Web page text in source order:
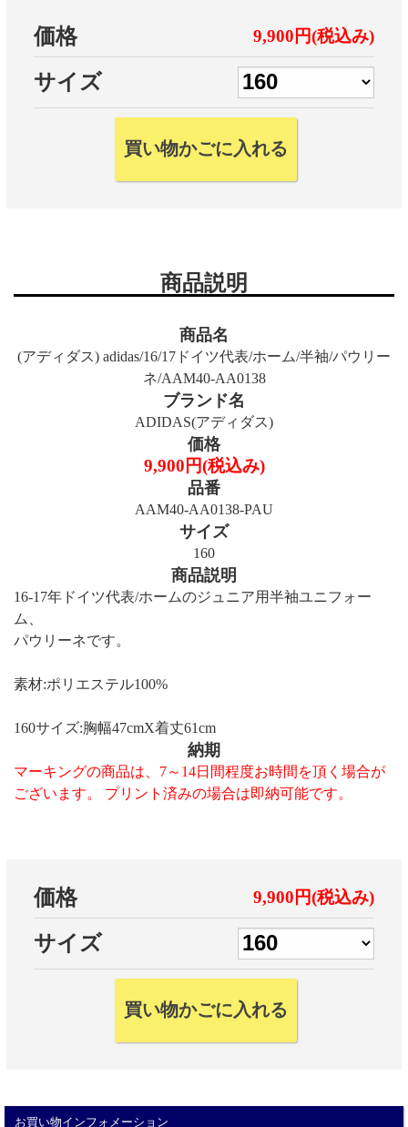
価格 9,900円(税込み)
サイズ
商品説明
商品名
(アディダス) adidas/16/17ドイツ代表/ホーム/半袖/パウリー
ネ/AAM40-AA0138
ブランド名
ADIDAS(アディダス)
価格
9,900円(税込み)
品番
AAM40-AA0138-PAU
サイズ
160
商品説明
16-17年ドイツ代表/ホームのジュニア用半袖ユニフォー
ム、
パウリーネです。
素材:ポリエステル100%
160サイズ:胸幅47cmX着丈61cm
納期
マーキングの商品は、7～14日間程度お時間を頂く場合が
ございます。 プリント済みの場合は即納可能です。
価格 9,900円(税込み)
サイズ
お買い物インフォメーション